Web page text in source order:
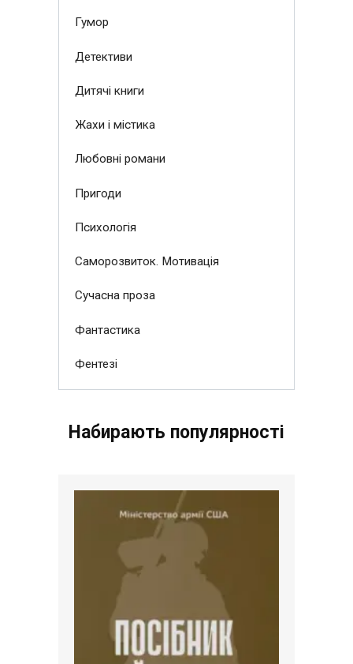
Гумор
Детективи
Дитячі книги
Жахи і містика
Любовні романи
Пригоди
Психологія
Саморозвиток. Мотивація
Сучасна проза
Фантастика
Фентезі
Набирають популярності